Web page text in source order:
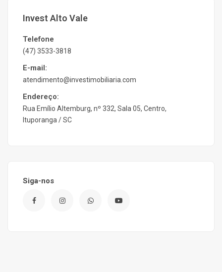
Invest Alto Vale
Telefone
(47) 3533-3818
E-mail:
atendimento@investimobiliaria.com
Endereço:
Rua Emílio Altemburg, nº 332, Sala 05, Centro,
Ituporanga / SC
Siga-nos